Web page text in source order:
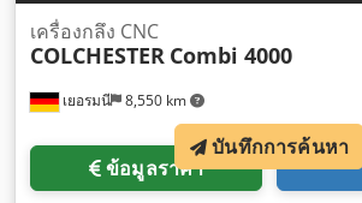
เยอรมนี 8,550 km
เครื่องกลึง CNC
COLCHESTER Combi 4000
ข้อมูลราคา
บันทึกการค้นหา